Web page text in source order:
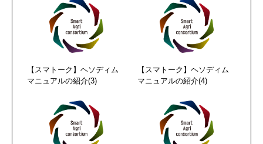
【スマトーク】ヘソディム
マニュアルの紹介(3)
【スマトーク】ヘソディム
マニュアルの紹介(4)